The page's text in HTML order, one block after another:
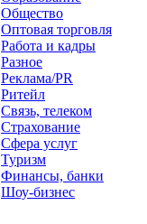
Общество
Оптовая торговля
Работа и кадры
Разное
Реклама/PR
Ритейл
Связь, телеком
Страхование
Сфера услуг
Туризм
Финансы, банки
Шоу-бизнес